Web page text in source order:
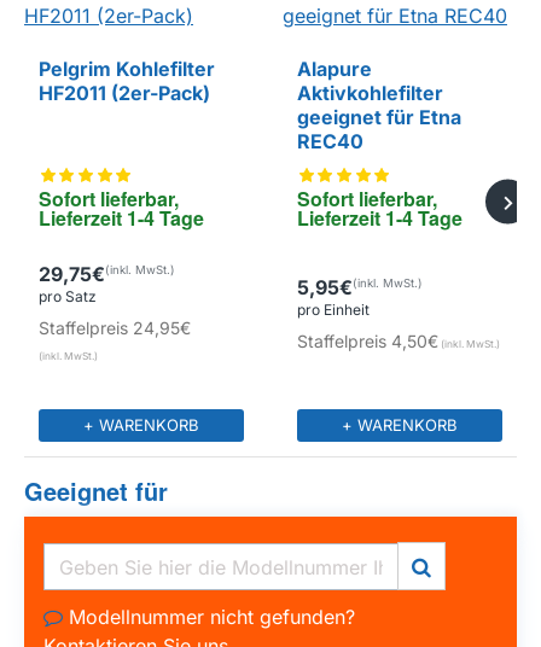
Sofort lieferbar,
Lieferzeit 1-4 Tage
Pelgrim Kohlefilter
HF2011 (2er-Pack)
29,75€
pro Satz
Staffelpreis 24,95€
+ WARENKORB
EIGENMARKE
Sofort lieferbar,
Lieferzeit 1-4 Tage
Alapure
Aktivkohlefilter
geeignet für Etna
REC40
5,95€
pro Einheit
Staffelpreis4,50€
+ WARENKORB
Geeignet für
Modellnummer nicht gefunden?